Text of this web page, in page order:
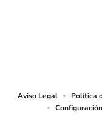
Aviso Legal Política